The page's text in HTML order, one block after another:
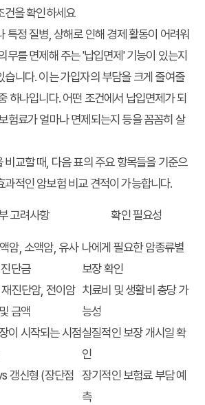
건을 확인하세요
특정 질병, 상해로 인해 경제 활동이 어려워
무를 면제해 주는 '납입면제' 기능이 있는지
습니다. 이는 가입자의 부담을 크게 줄여줄
하나입니다. 어떤 조건에서 납입면제가 되
험료가 얼마나 면제되는지 등을 꼼꼼히 살
비교할 때, 다음 표의 주요 항목들을 기준으
과적인암보험 비교 견적이 가능합니다.
고려사항 확인 필요성
암, 소액암, 유사
단금
나에게 필요한 암종류별
보장 확인
진단암, 전이암
금액
치료비 및 생활비 충당 가
능성
이 시작되는 시점실질적인 보장 개시일 확
인
갱신형 (장단점 장기적인 보험료 부담 예
측